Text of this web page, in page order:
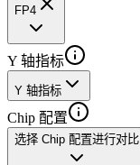
FP4
Y 轴指标
Y 轴指标
Chip 配置
选择 Chip 配置进行对比